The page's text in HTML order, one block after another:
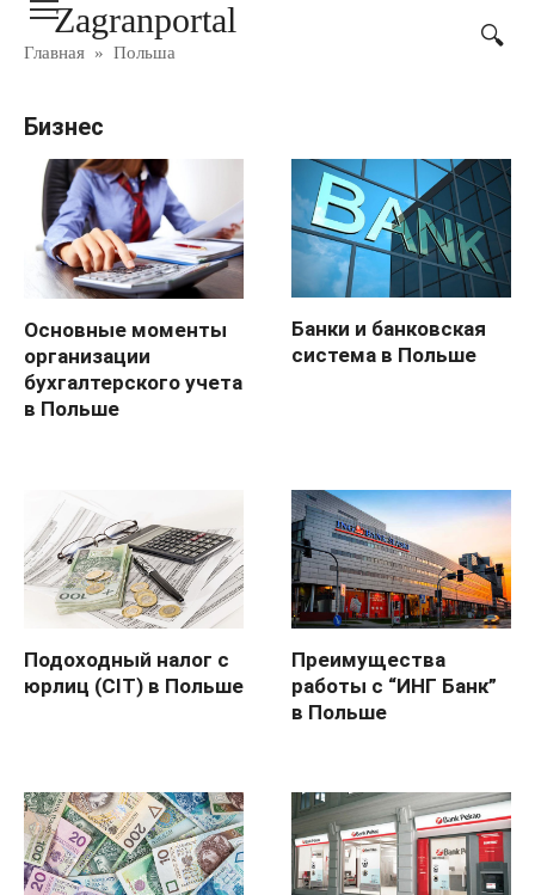
ПерейтиZagranportal
Главная » Польша
Бизнес
Основные моменты
организации
бухгалтерского учета
в Польше
Банки и банковская
система в Польше
Подоходный налог с
юрлиц (CIT) в Польше
Преимущества
работы с “ИНГ Банк”
в Польше